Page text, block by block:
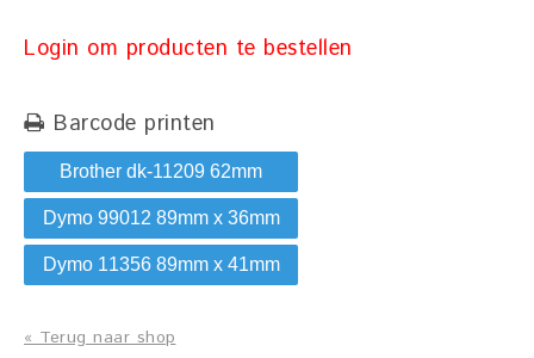
Login om producten te bestellen
Barcode printen
Brother dk-11209 62mm
Dymo 99012 89mm x 36mm
Dymo 11356 89mm x 41mm
« Terug naar shop